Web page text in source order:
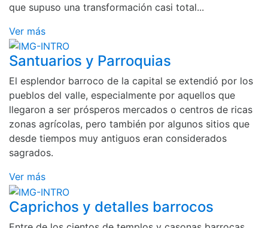
que supuso una transformación casi total...
Ver más
Santuarios y Parroquias
El esplendor barroco de la capital se extendió por los
pueblos del valle, especialmente por aquellos que
llegaron a ser prósperos mercados o centros de ricas
zonas agrícolas, pero también por algunos sitios que
desde tiempos muy antiguos eran considerados
sagrados.
Ver más
Caprichos y detalles barrocos